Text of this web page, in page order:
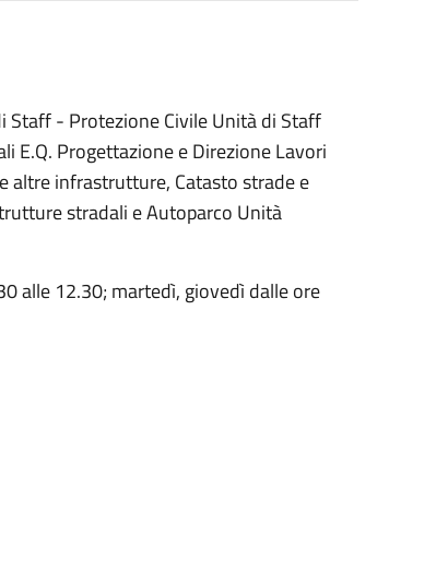
Staff - Protezione Civile Unità di Staff
E.Q. Progettazione e Direzione Lavori
infrastrutture, Catasto strade e
stradali e Autoparco Unità
alle 12.30; martedì, giovedì dalle ore